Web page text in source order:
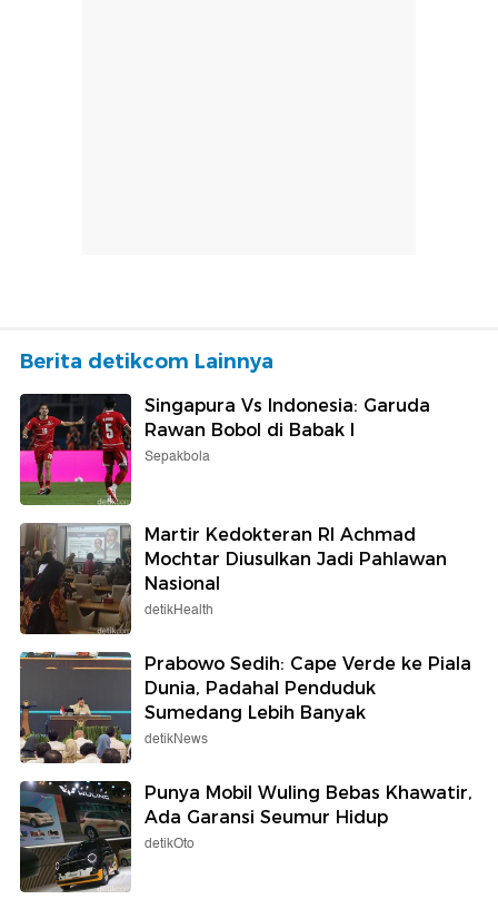
Berita detikcom Lainnya
Singapura Vs Indonesia: Garuda
Rawan Bobol di Babak I
Sepakbola
Martir Kedokteran RI Achmad
Mochtar Diusulkan Jadi Pahlawan
Nasional
detikHealth
Prabowo Sedih: Cape Verde ke Piala
Dunia, Padahal Penduduk
Sumedang Lebih Banyak
detikNews
Punya Mobil Wuling Bebas Khawatir,
Ada Garansi Seumur Hidup
detikOto